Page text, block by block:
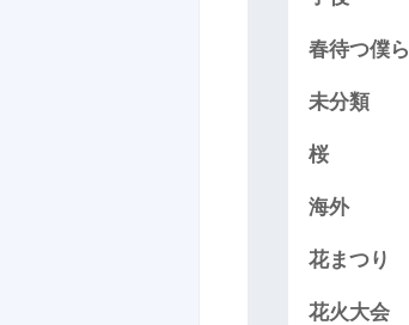
春待つ僕ら
未分類
桜
海外
花まつり
花火大会